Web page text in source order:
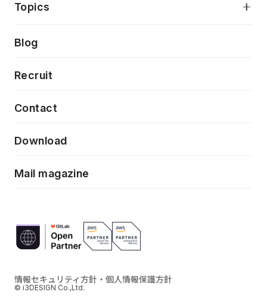
モダナイゼーション
特徴量エンジニアリングと生成AI
フロントエンド開発
当社が目指しているもの
Topics
Press release
News
Event/Seminer
Blog
Recruit
Contact
Download
Mail magazine
情報セキュリティ方針・個人情報保護方針
© i3DESIGN Co.,Ltd.